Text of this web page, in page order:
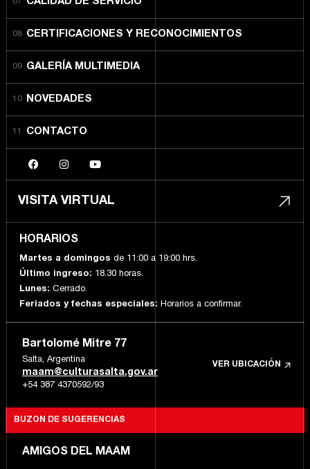
CERTIFICACIONES Y RECONOCIMIENTOS
GALERÍA MULTIMEDIA
NOVEDADES
CONTACTO
VISITA VIRTUAL
HORARIOS
Martes a domingos de 11:00 a 19:00 hrs.
Último ingreso: 18.30 horas.
Lunes: Cerrado.
Feriados y fechas especiales: Horarios a confirmar.
Bartolomé Mitre 77
Salta, Argentina
maam@culturasalta.gov.ar
+54 387 4370592/93
VER UBICACIÓN
BUZON DE SUGERENCIAS
AMIGOS DEL MAAM